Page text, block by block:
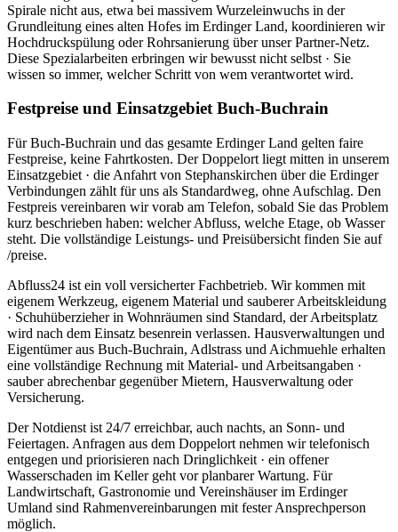
Spirale nicht aus, etwa bei massivem Wurzeleinwuchs in der
Grundleitung eines alten Hofes im Erdinger Land, koordinieren wir
Hochdruckspülung oder Rohrsanierung über unser Partner-Netz.
Diese Spezialarbeiten erbringen wir bewusst nicht selbst · Sie
wissen so immer, welcher Schritt von wem verantwortet wird.
Festpreise und Einsatzgebiet Buch-Buchrain
Für Buch-Buchrain und das gesamte Erdinger Land gelten faire
Festpreise, keine Fahrtkosten. Der Doppelort liegt mitten in unserem
Einsatzgebiet · die Anfahrt von Stephanskirchen über die Erdinger
Verbindungen zählt für uns als Standardweg, ohne Aufschlag. Den
Festpreis vereinbaren wir vorab am Telefon, sobald Sie das Problem
kurz beschrieben haben: welcher Abfluss, welche Etage, ob Wasser
steht. Die vollständige Leistungs- und Preisübersicht finden Sie auf
/preise.
Abfluss24 ist ein voll versicherter Fachbetrieb. Wir kommen mit
eigenem Werkzeug, eigenem Material und sauberer Arbeitskleidung
· Schuhüberzieher in Wohnräumen sind Standard, der Arbeitsplatz
wird nach dem Einsatz besenrein verlassen. Hausverwaltungen und
Eigentümer aus Buch-Buchrain, Adlstrass und Aichmuehle erhalten
eine vollständige Rechnung mit Material- und Arbeitsangaben ·
sauber abrechenbar gegenüber Mietern, Hausverwaltung oder
Versicherung.
Der Notdienst ist 24/7 erreichbar, auch nachts, an Sonn- und
Feiertagen. Anfragen aus dem Doppelort nehmen wir telefonisch
entgegen und priorisieren nach Dringlichkeit · ein offener
Wasserschaden im Keller geht vor planbarer Wartung. Für
Landwirtschaft, Gastronomie und Vereinshäuser im Erdinger
Umland sind Rahmenvereinbarungen mit fester Ansprechperson
möglich.